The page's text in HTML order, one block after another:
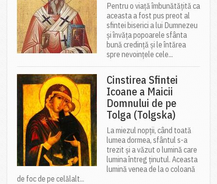
Pentru o viață îmbunătățită ca
aceasta a fost pus preot al
sfintei biserici a lui Dumnezeu
și învăța popoarele sfânta
bună credință și le întărea
spre nevoințele cele...
Cinstirea Sfintei
Icoane a Maicii
Domnului de pe
Tolga (Tolgska)
La miezul nopții, când toată
lumea dormea, sfântul s-a
trezit și a văzut o lumină care
lumina întreg ținutul. Aceasta
lumină venea de la o coloană
de foc de pe celălalt...